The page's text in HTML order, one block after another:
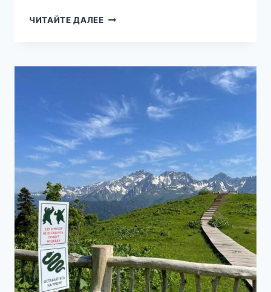
ЧИТАЙТЕ ДАЛЕЕАРХЫЗ:
ГОСТЕЙ
ПОКУПАТЕЛЕЙ
МЕСТНЫХ
ТОВАРОВ
И
УСЛУГ